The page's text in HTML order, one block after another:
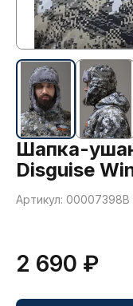
Шапка-
Disguise
Артикул: 00007398В
2 690 ₽